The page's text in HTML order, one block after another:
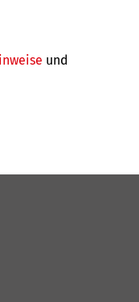
und